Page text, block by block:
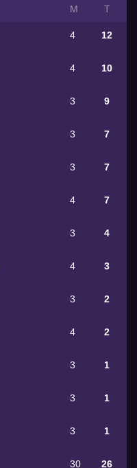
М Т
4 12
4 10
3 9
3 7
3 7
4 7
3 4
4 3
3 2
4 2
3 1
3 1
3 1
30 26